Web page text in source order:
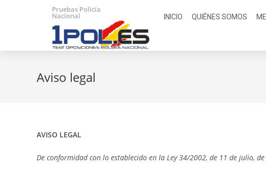
Pruebas Policía
Nacional INICIO QUIÉNES SOMOS
Aviso legal
AVISO LEGAL
De conformidad con lo establecido en la Ley 34/2002, de 11 de julio,